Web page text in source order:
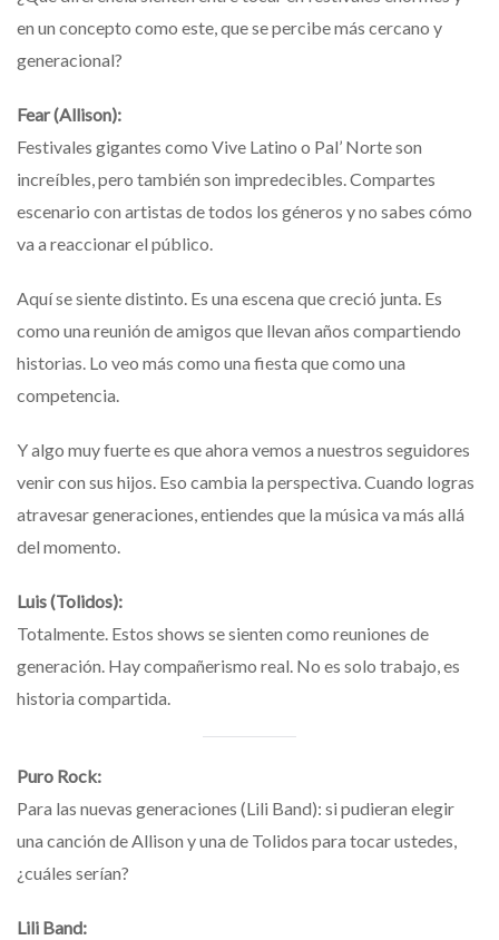
en un concepto como este, que se percibe más cercano y
generacional?
Fear (Allison):
Festivales gigantes como Vive Latino o Pal’ Norte son
increíbles, pero también son impredecibles. Compartes
escenario con artistas de todos los géneros y no sabes cómo
va a reaccionar el público.
Aquí se siente distinto. Es una escena que creció junta. Es
como una reunión de amigos que llevan años compartiendo
historias. Lo veo más como una fiesta que como una
competencia.
Y algo muy fuerte es que ahora vemos a nuestros seguidores
venir con sus hijos. Eso cambia la perspectiva. Cuando logras
atravesar generaciones, entiendes que la música va más allá
del momento.
Luis (Tolidos):
Totalmente. Estos shows se sienten como reuniones de
generación. Hay compañerismo real. No es solo trabajo, es
historia compartida.
Puro Rock:
Para las nuevas generaciones (Lili Band): si pudieran elegir
una canción de Allison y una de Tolidos para tocar ustedes,
¿cuáles serían?
Lili Band: